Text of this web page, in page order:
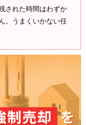
された時間はわずか
。うまくいかない任